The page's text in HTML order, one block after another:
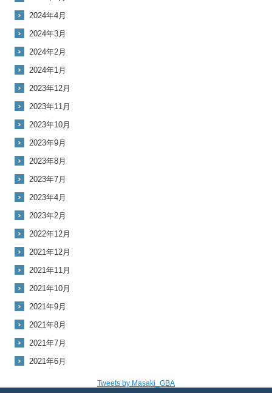
2024年4月
2024年3月
2024年2月
2024年1月
2023年12月
2023年11月
2023年10月
2023年9月
2023年8月
2023年7月
2023年4月
2023年2月
2022年12月
2021年12月
2021年11月
2021年10月
2021年9月
2021年8月
2021年7月
2021年6月
Tweets by Masaki_GBA